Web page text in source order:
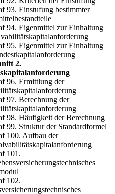
93. Einstufung bestimmter
94. Eigenmittel zur Einhaltung
95. Eigenmittel zur Einhaltung
2.
96. Ermittlung der
97. Berechnung der
98. Häufigkeit der Berechnung
99. Struktur der Standardformel
100. Aufbau der
101.
102.